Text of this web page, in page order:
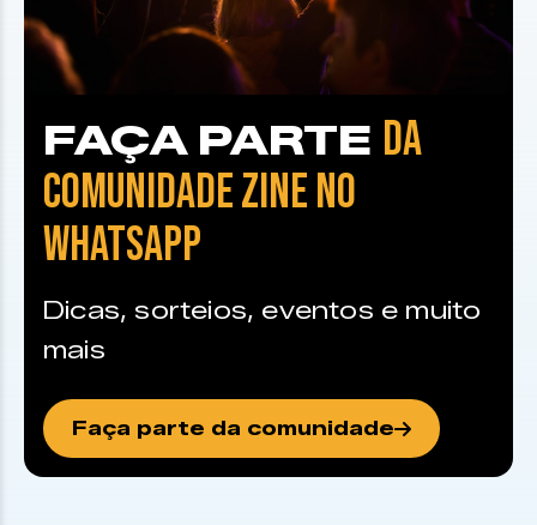
FAÇA PARTE DA
COMUNIDADE ZINE NO
WHATSAPP
Dicas, sorteios, eventos e muito
mais
Faça parte da comunidade